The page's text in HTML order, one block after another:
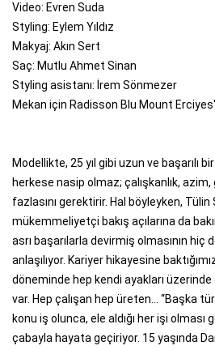
Video: Evren Suda
Styling: Eylem Yıldız
Makyaj: Akın Sert
Saç: Mutlu Ahmet Sinan
Styling asistanı: İrem Sönmezer
Mekan için Radisson Blu Mount
Modellikte, 25 yıl gibi uzun ve başarılı
herkese nasip olmaz; çalışkanlık,
fazlasını gerektirir. Hal böyleyken, Tülin
mükemmeliyetçi bakış açılarına da
asrı başarılarla devirmiş olmasının hiç
anlaşılıyor. Kariyer hikayesine
döneminde hep kendi ayakları
var. Hep çalışan hep üreten... “Başka
konu iş olunca, ele aldığı her işi
çabayla hayata geçiriyor. 15 yaşında